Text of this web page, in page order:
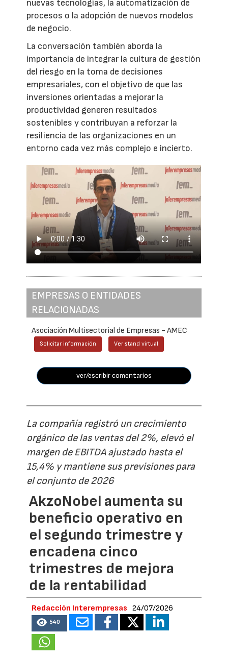
nuevas tecnologías, la automatización de
procesos o la adopción de nuevos modelos
de negocio.
La conversación también aborda la
importancia de integrar la cultura de gestión
del riesgo en la toma de decisiones
empresariales, con el objetivo de que las
inversiones orientadas a mejorar la
productividad generen resultados
sostenibles y contribuyan a reforzar la
resiliencia de las organizaciones en un
entorno cada vez más complejo e incierto.
EMPRESAS O ENTIDADES
RELACIONADAS
Asociación Multisectorial de Empresas - AMEC
Solicitar información Ver stand virtual
ver/escribir comentarios
La compañía registró un crecimiento
orgánico de las ventas del 2%, elevó el
margen de EBITDA ajustado hasta el
15,4% y mantiene sus previsiones para
el conjunto de 2026
AkzoNobel aumenta su
beneficio operativo en
el segundo trimestre y
encadena cinco
trimestres de mejora
de la rentabilidad
Redacción Interempresas 24/07/2026
540